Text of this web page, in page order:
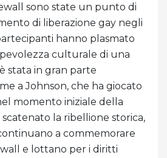
sono state un punto di
di liberazione gay negli
hanno plasmato
culturale di una
stata in gran parte
a Johnson, che ha giocato
momento iniziale della
la ribellione storica,
a commemorare
e lottano per i diritti